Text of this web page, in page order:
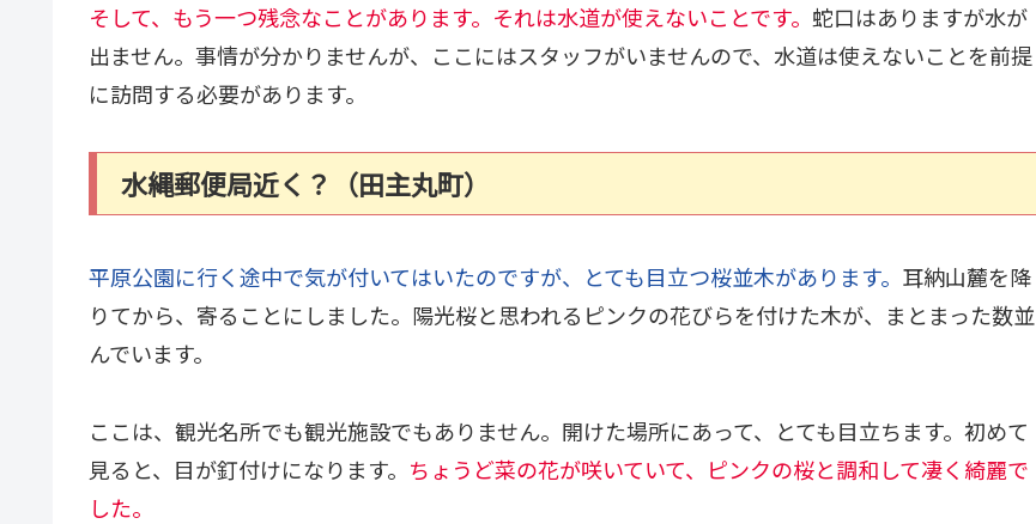
そして、もう一つ残念なことがあります。それは水道が使えないことです。 蛇口はありますが水が
出ません。事情が分かりませんが、ここにはスタッフがいませんので、水道は使えないことを前提
に訪問する必要があります。
水縄郵便局近く？（田主丸町）
平原公園に行く途中で気が付いてはいたのですが、とても目立つ桜並木があります。 耳納山麓を降
りてから、寄ることにしました。陽光桜と思われるピンクの花びらを付けた木が、まとまった数並
んでいます。
ここは、観光名所でも観光施設でもありません。開けた場所にあって、とても目立ちます。初めて
見ると、目が釘付けになります。 ちょうど菜の花が咲いていて、ピンクの桜と調和して凄く綺麗で
した。